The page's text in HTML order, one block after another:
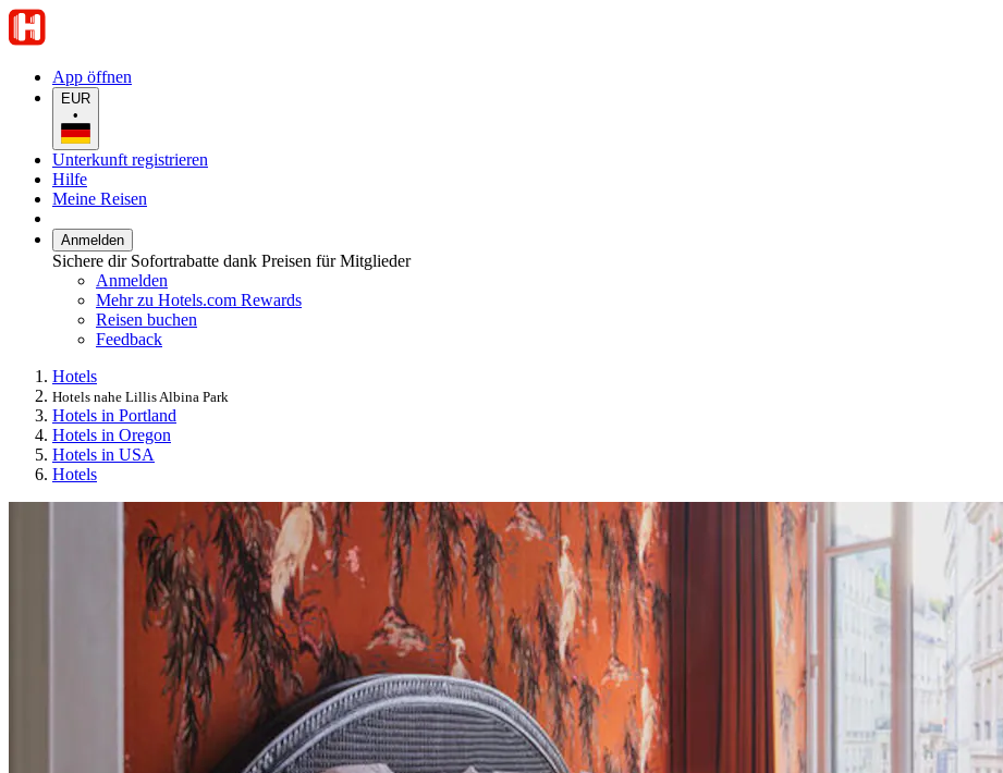
App öffnen
EUR
•
Unterkunft registrieren
Hilfe
Meine Reisen
Anmelden
Sichere dir Sofortrabatte dank Preisen für Mitglieder
Anmelden
Mehr zu Hotels.com Rewards
Reisen buchen
Feedback
Hotels
Hotels nahe Lillis Albina Park
Hotels in Portland
Hotels in Oregon
Hotels in USA
Hotels